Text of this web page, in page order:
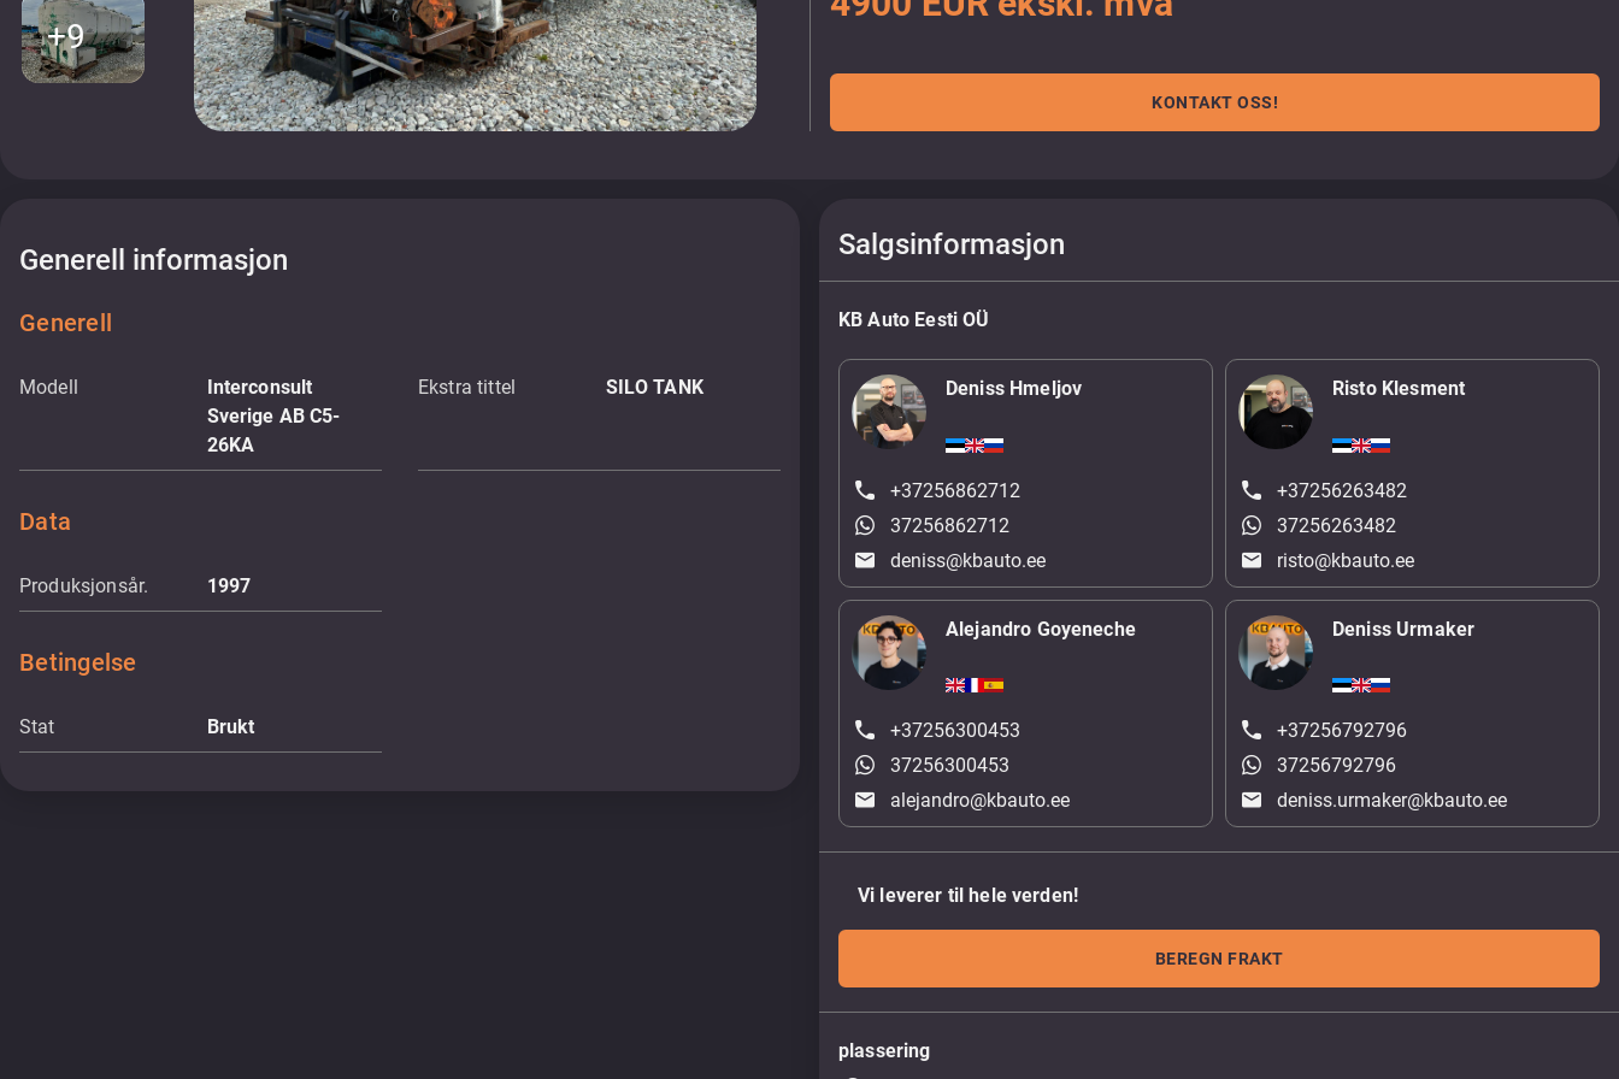
+9
KONTAKT OSS!
Generell informasjon
Generell
Modell
Interconsult
Sverige AB C5-
26KA
Ekstra tittel SILO TANK
Data
Produksjonsår. 1997
Betingelse
Stat Brukt
Salgsinformasjon
KB Auto Eesti OÜ
Deniss Hmeljov
+37256862712
37256862712
deniss@kbauto.ee
Risto Klesment
+37256263482
37256263482
risto@kbauto.ee
Alejandro Goyeneche
+37256300453
37256300453
alejandro@kbauto.ee
Deniss Urmaker
+37256792796
37256792796
deniss.urmaker@kbauto.ee
Vi leverer til hele verden!
BEREGN FRAKT
plassering